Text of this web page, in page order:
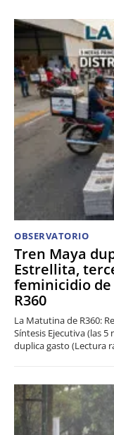
OBSERVATORIO
Tren Maya
Estrellita,
feminicidio
R360
La Matutina de R360:
Síntesis Ejecutiva (las
duplica gasto (Lectura